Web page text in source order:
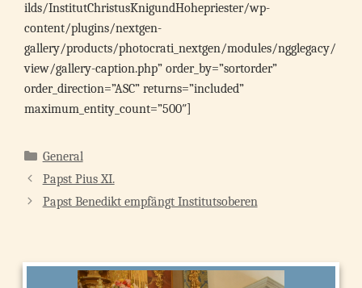
ilds/InstitutChristusKnigundHohepriester/wp-
content/plugins/nextgen-
gallery/products/photocrati_nextgen/modules/ngglegacy/
view/gallery-caption.php” order_by=”sortorder”
order_direction=”ASC” returns=”included”
maximum_entity_count=”500″]
Kategorien
General
Papst Pius XI.
Papst Benedikt empfängt Institutsoberen